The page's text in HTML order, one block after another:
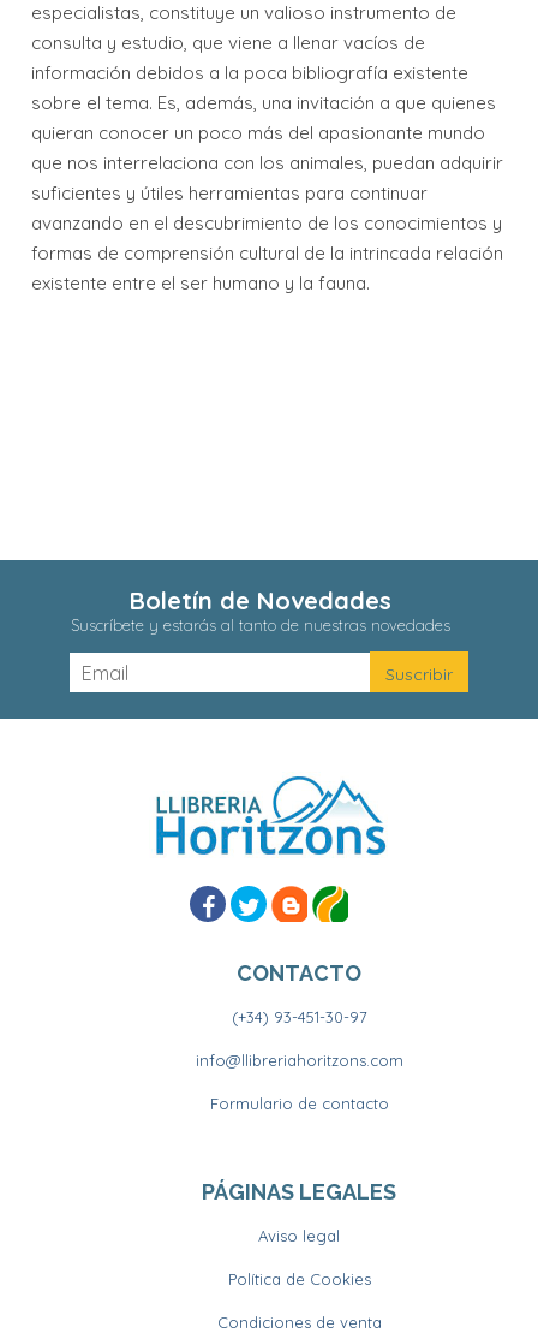
especialistas, constituye un valioso instrumento de
consulta y estudio, que viene a llenar vacíos de
información debidos a la poca bibliografía existente
sobre el tema. Es, además, una invitación a que quienes
quieran conocer un poco más del apasionante mundo
que nos interrelaciona con los animales, puedan adquirir
suficientes y útiles herramientas para continuar
avanzando en el descubrimiento de los conocimientos y
formas de comprensión cultural de la intrincada relación
existente entre el ser humano y la fauna.
Boletín de Novedades
Suscríbete y estarás al tanto de nuestras novedades
CONTACTO
(+34) 93-451-30-97
info@llibreriahoritzons.com
Formulario de contacto
PÁGINAS LEGALES
Aviso legal
Política de Cookies
Condiciones de venta